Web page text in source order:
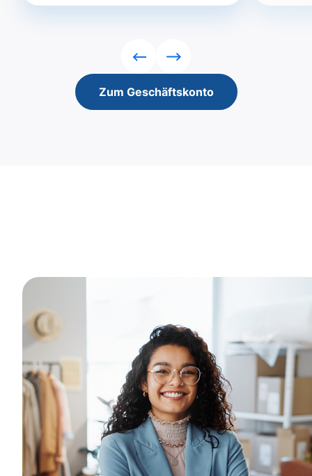
RückwärtsVorwärts
Zum Geschäftskonto